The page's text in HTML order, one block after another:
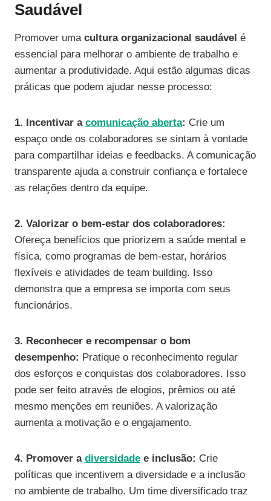
Saudável
Promover uma cultura organizacional saudável é
essencial para melhorar o ambiente de trabalho e
aumentar a produtividade. Aqui estão algumas dicas
práticas que podem ajudar nesse processo:
1. Incentivar a comunicação aberta: Crie um
espaço onde os colaboradores se sintam à vontade
para compartilhar ideias e feedbacks. A comunicação
transparente ajuda a construir confiança e fortalece
as relações dentro da equipe.
2. Valorizar o bem-estar dos colaboradores:
Ofereça benefícios que priorizem a saúde mental e
física, como programas de bem-estar, horários
flexíveis e atividades de team building. Isso
demonstra que a empresa se importa com seus
funcionários.
3. Reconhecer e recompensar o bom
desempenho: Pratique o reconhecimento regular
dos esforços e conquistas dos colaboradores. Isso
pode ser feito através de elogios, prêmios ou até
mesmo menções em reuniões. A valorização
aumenta a motivação e o engajamento.
4. Promover a diversidade e inclusão: Crie
políticas que incentivem a diversidade e a inclusão
no ambiente de trabalho. Um time diversificado traz